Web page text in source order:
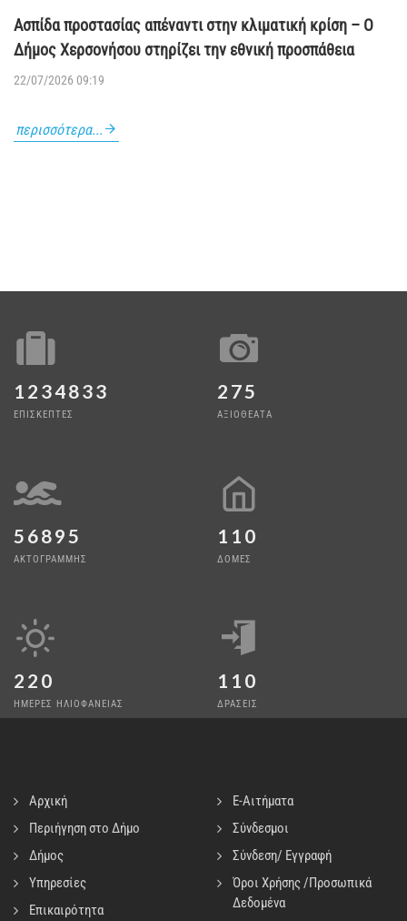
Ασπίδα προστασίας απέναντι στην κλιματική κρίση – Ο
Δήμος Χερσονήσου στηρίζει την εθνική προσπάθεια
22/07/2026 09:19
περισσότερα...
1234833
ΕΠΙΣΚΕΠΤΕΣ
275
ΑΞΙΟΘΕΑΤΑ
56895
ΑΚΤΟΓΡΑΜΜΗΣ
110
ΔΟΜΕΣ
220
ΗΜΕΡΕΣ ΗΛΙΟΦΑΝΕΙΑΣ
110
ΔΡΑΣΕΙΣ
Αρχική
Περιήγηση στο Δήμο
Δήμος
Υπηρεσίες
Επικαιρότητα
E-Αιτήματα
Σύνδεσμοι
Σύνδεση/ Εγγραφή
Όροι Χρήσης /Προσωπικά
Δεδομένα